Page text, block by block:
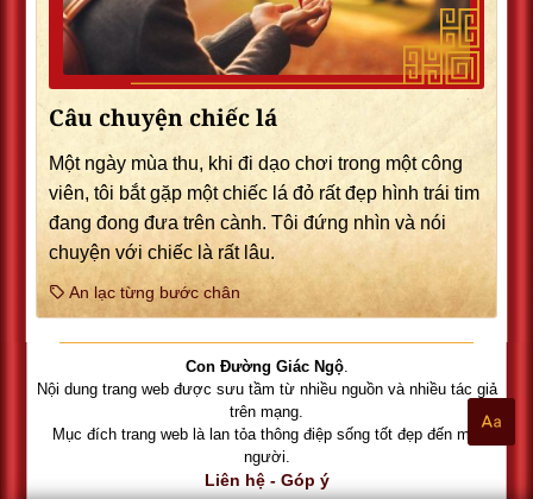
Câu chuyện chiếc lá
Một ngày mùa thu, khi đi dạo chơi trong một công
viên, tôi bắt gặp một chiếc lá đỏ rất đẹp hình trái tim
đang đong đưa trên cành. Tôi đứng nhìn và nói
chuyện với chiếc là rất lâu.
An lạc từng bước chân
Con Đường Giác Ngộ.
Nội dung trang web được sưu tầm từ nhiều nguồn và nhiều tác giả
trên mạng.
Mục đích trang web là lan tỏa thông điệp sống tốt đẹp đến mọi
người.
Liên hệ - Góp ý